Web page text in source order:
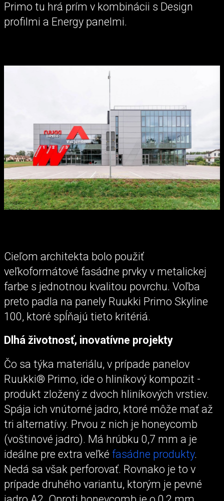
Primo tu hrá prím v kombinácii s Design
profilmi a Energy panelmi.
Cieľom architekta bolo použiť
veľkoformátové fasádne prvky v metalickej
farbe s jednotnou kvalitou povrchu. Voľba
preto padla na panely Ruukki Primo Skyline
100, ktoré spĺňajú tieto kritériá.
Dlhá životnosť, inovatívne projekty
Čo sa týka materiálu, v prípade panelov
Ruukki® Primo, ide o hliníkový kompozit -
produkt zložený z dvoch hliníkových vrstiev.
Spája ich vnútorné jadro, ktoré môže mať až
tri alternatívy. Prvou z nich je honeycomb
(voštinové jadro). Má hrúbku 0,7 mm a je
ideálne pre extra veľké fasádne produkty.
Nedá sa však perforovať. Rovnako je to v
prípade druhého variantu, ktorým je pevné